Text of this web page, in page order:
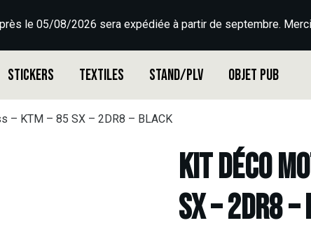
le 05/08/2026 sera expédiée à partir de septembre.
Stickers Textiles Stand/PLV Objet Pub
– KTM – 85 SX – 2DR8 – BLACK
Kit déco
SX – 2DR8 –